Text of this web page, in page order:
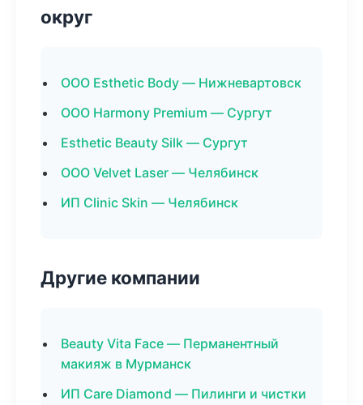
округ
ООО Esthetic Body — Нижневартовск
ООО Harmony Premium — Сургут
Esthetic Beauty Silk — Сургут
ООО Velvet Laser — Челябинск
ИП Clinic Skin — Челябинск
Другие компании
Beauty Vita Face — Перманентный
макияж в Мурманск
ИП Care Diamond — Пилинги и чистки